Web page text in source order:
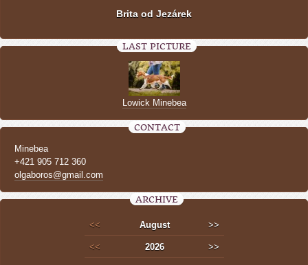
Brita od Jezárek
LAST PICTURE
Lowick Minebea
CONTACT
Minebea
+421 905 712 360
olgaboros@gmail.com
ARCHIVE
<< August >>
<< 2026 >>